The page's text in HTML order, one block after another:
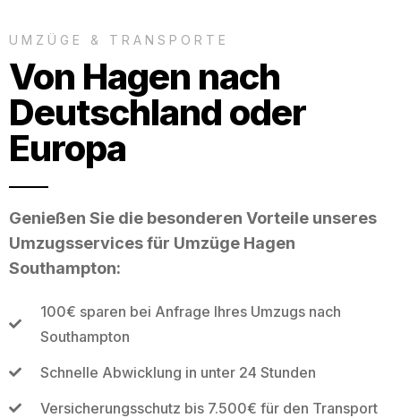
UMZÜGE & TRANSPORTE
Von Hagen nach
Deutschland oder
Europa
Genießen Sie die besonderen Vorteile unseres
Umzugsservices für Umzüge Hagen
Southampton:
100€ sparen bei Anfrage Ihres Umzugs nach
Southampton
Schnelle Abwicklung in unter 24 Stunden
Versicherungsschutz bis 7.500€ für den Transport